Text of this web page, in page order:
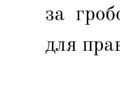
за
для